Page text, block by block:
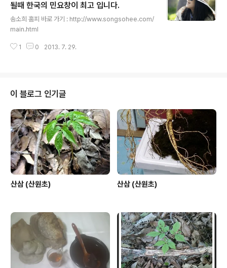
될때 한국의 민요창이 최고 입니다.
송소희 홈피 바로 가기 : http://www.songsohee.com/
main.html
1 0 2013. 7. 29.
이 블로그 인기글
산삼 (산원초) 산삼 (산원초)